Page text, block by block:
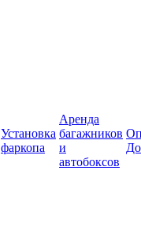
Установка
фаркопа
Аренда
багажников
и
автобоксов